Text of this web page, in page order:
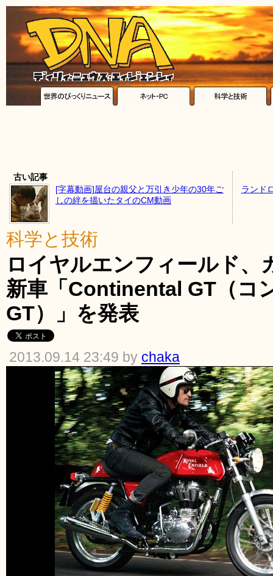
古い記事
[字幕動画]屋台の親父と万引き少年の30年ご
しの絆を描いたタイのCM動画
ランド
科学と技術
ロイヤルエンフィールド、
新車「Continental GT（コ
GT）」を発表
2013.09.14 23:49 by chaka